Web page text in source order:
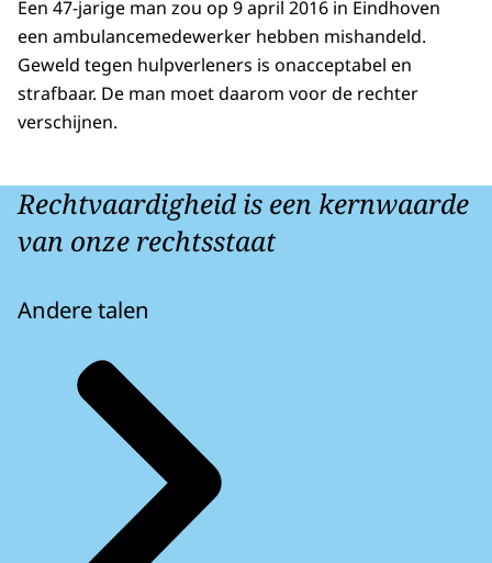
Een 47-jarige man zou op 9 april 2016 in Eindhoven
een ambulancemedewerker hebben mishandeld.
Geweld tegen hulpverleners is onacceptabel en
strafbaar. De man moet daarom voor de rechter
verschijnen.
Rechtvaardigheid is een kernwaarde
van onze rechtsstaat
Andere talen